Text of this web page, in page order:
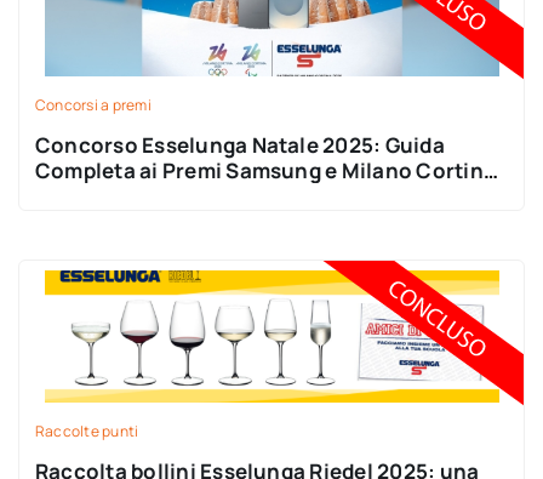
Concorsi a premi
Concorso Esselunga Natale 2025: Guida
Completa ai Premi Samsung e Milano Cortina
Raccolte punti
Raccolta bollini Esselunga Riedel 2025: una